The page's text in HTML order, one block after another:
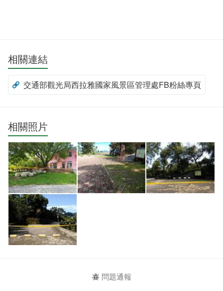
相關連結
交通部觀光局西拉雅國家風景區管理處FB粉絲專頁
相關照片
問題通報